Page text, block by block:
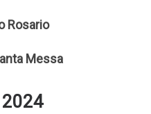
Rosario
Messa